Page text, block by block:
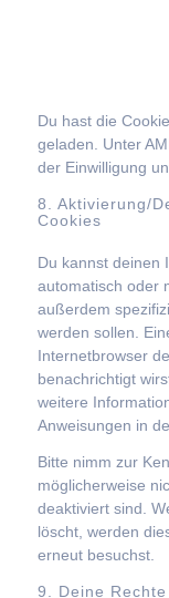
Du hast die
geladen. Unter
der Einwilligung
8. Aktivierung/
Cookies
Du kannst deinen
automatisch oder
außerdem
werden sollen.
Internetbrowser
benachrichtigt
weitere
Anweisungen in
Bitte nimm zur
möglicherweise
deaktiviert sind.
löscht, werden
erneut besuchst.
9. Deine